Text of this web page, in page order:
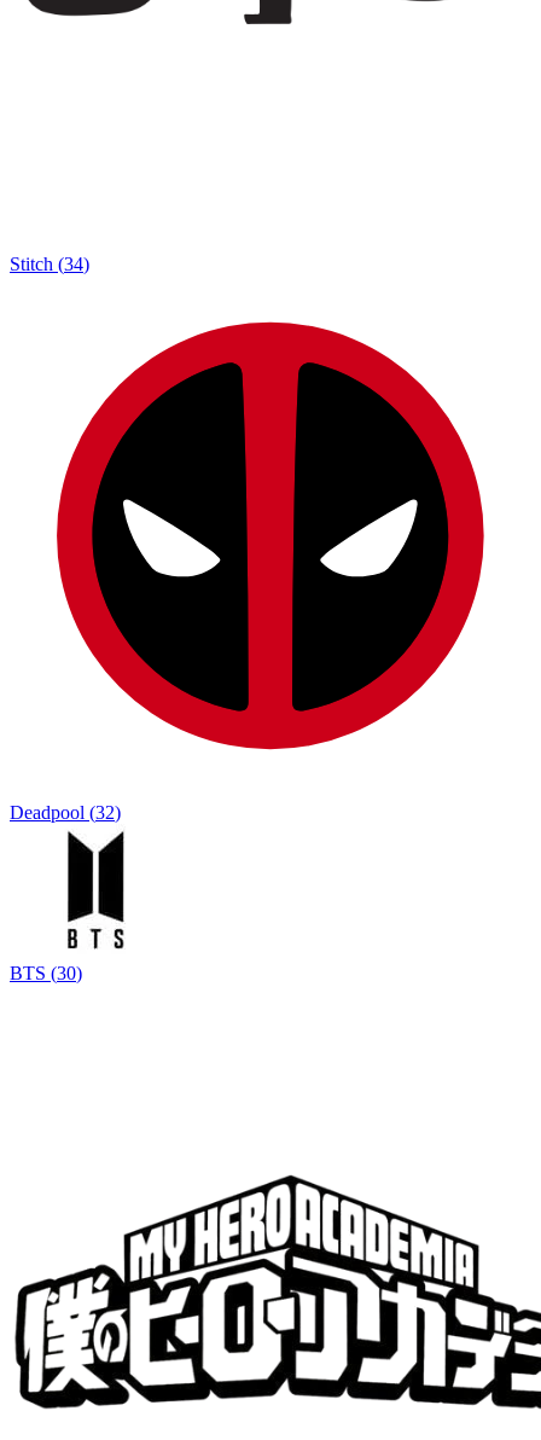
Stitch (34)
Deadpool (32)
BTS (30)